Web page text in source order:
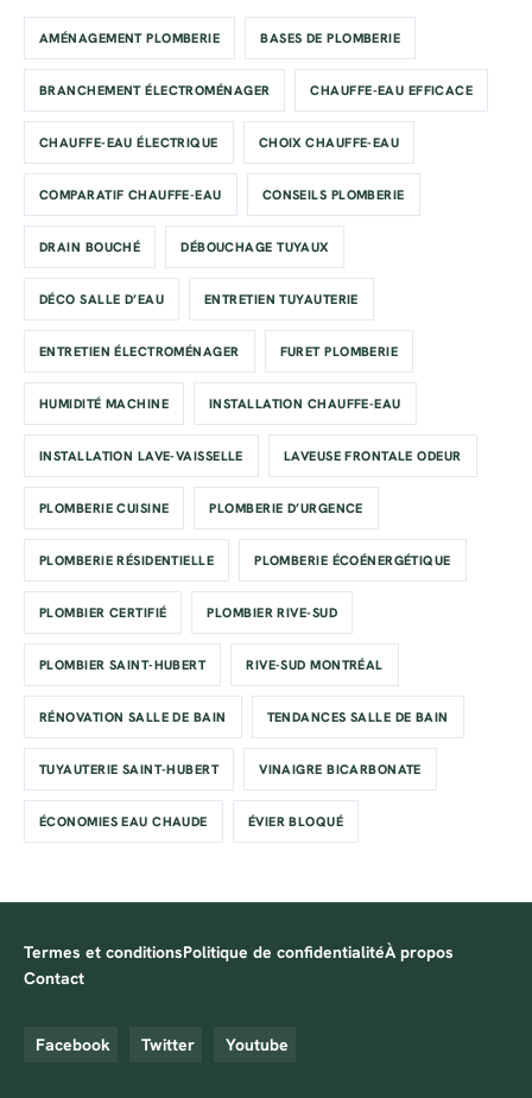
AMÉNAGEMENT PLOMBERIE BASES DE PLOMBERIE
BRANCHEMENT ÉLECTROMÉNAGER CHAUFFE-EAU EFFICACE
CHAUFFE-EAU ÉLECTRIQUE CHOIX CHAUFFE-EAU
COMPARATIF CHAUFFE-EAU CONSEILS PLOMBERIE
DRAIN BOUCHÉ DÉBOUCHAGE TUYAUX
DÉCO SALLE D’EAU ENTRETIEN TUYAUTERIE
ENTRETIEN ÉLECTROMÉNAGER FURET PLOMBERIE
HUMIDITÉ MACHINE INSTALLATION CHAUFFE-EAU
INSTALLATION LAVE-VAISSELLE LAVEUSE FRONTALE ODEUR
PLOMBERIE CUISINE PLOMBERIE D’URGENCE
PLOMBERIE RÉSIDENTIELLE PLOMBERIE ÉCOÉNERGÉTIQUE
PLOMBIER CERTIFIÉ PLOMBIER RIVE-SUD
PLOMBIER SAINT-HUBERT RIVE-SUD MONTRÉAL
RÉNOVATION SALLE DE BAIN TENDANCES SALLE DE BAIN
TUYAUTERIE SAINT-HUBERT VINAIGRE BICARBONATE
ÉCONOMIES EAU CHAUDE ÉVIER BLOQUÉ
Termes et conditionsPolitique de confidentialitéÀ propos
Contact
Facebook Twitter Youtube